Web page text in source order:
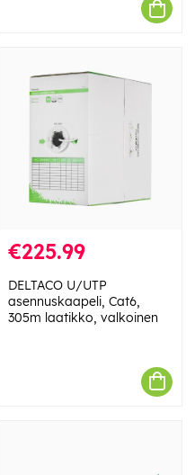
€225.99
DELTACO U/UTP
asennuskaapeli, Cat6,
305m laatikko, valkoinen